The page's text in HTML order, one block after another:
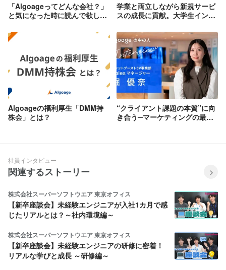
「Algoageってどんな会社？」
と気になった時に読んで欲しい
学業と両立しながら新規サービ
スの成長に貢献。大学生インタ
るワケ
Algoageの福利厚生「DMM持
株会」とは？
“クライアント課題の本質”に向
き合う─マーケティングの最前
社員インタビュー
関連するストーリー
株式会社スーパーソフトウエア 東京オフィス
【新卒座談会】未経験エンジニアが入社1カ月で感
じたリアルとは？～社内環境編～
株式会社スーパーソフトウエア 東京オフィス
【新卒座談会】未経験エンジニアの研修に密着！
リアルな学びと成長 ～研修編～